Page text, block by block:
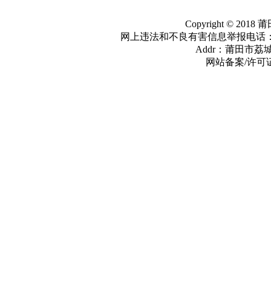
Copyright © 2018
网上违法和不良有害信息举报电话
Addr：莆田市荔
网站备案/许可